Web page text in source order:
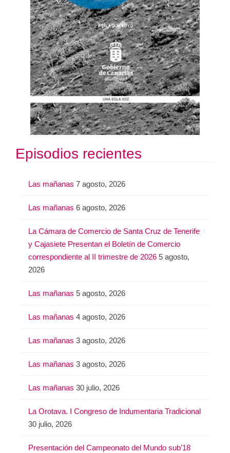
Episodios recientes
Las mañanas 7 agosto, 2026
Las mañanas 6 agosto, 2026
La Cámara de Comercio de Santa Cruz de Tenerife
y Cajasiete Presentan el Boletín de Comercio
correspondiente al II trimestre de 2026 5 agosto,
2026
Las mañanas 5 agosto, 2026
Las mañanas 4 agosto, 2026
Las mañanas 3 agosto, 2026
Las mañanas 3 agosto, 2026
Las mañanas 30 julio, 2026
La Orotava. I Congreso de Indumentaria Tradicional
30 julio, 2026
Presentación del Campeonato del Mundo sub’18